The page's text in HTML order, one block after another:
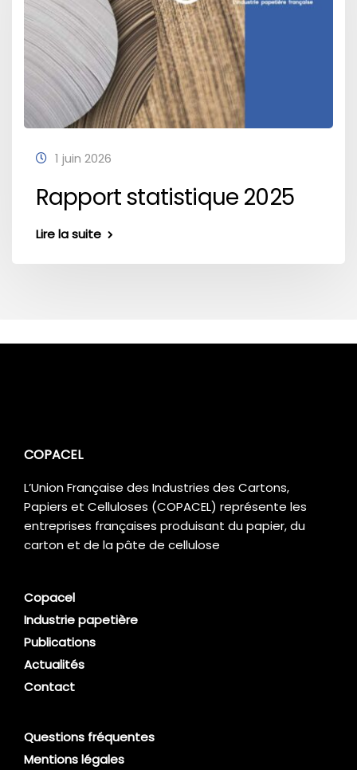
1 juin 2026
Rapport statistique 2025
Lire la suite
COPACEL
L’Union Française des Industries des Cartons,
Papiers et Celluloses (COPACEL) représente les
entreprises françaises produisant du papier, du
carton et de la pâte de cellulose
Copacel
Industrie papetière
Publications
Actualités
Contact
Questions fréquentes
Mentions légales